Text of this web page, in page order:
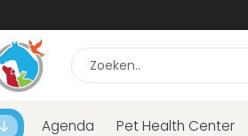
Agenda Pet Health Center